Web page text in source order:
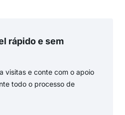
rápido e sem
visitas e conte com o apoio
todo o processo de